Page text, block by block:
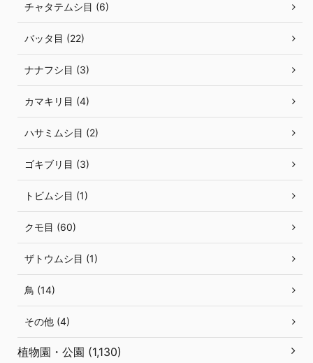
チャタテムシ目 (6)
バッタ目 (22)
ナナフシ目 (3)
カマキリ目 (4)
ハサミムシ目 (2)
ゴキブリ目 (3)
トビムシ目 (1)
クモ目 (60)
ザトウムシ目 (1)
鳥 (14)
その他 (4)
植物園・公園 (1,130)